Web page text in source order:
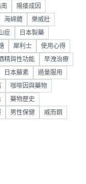
陽痿成因
海綿體 樂威壯
症 日本製藥
犀利士 使用心得
精與性功能 早洩治療
日本藤素 過量服用
咖啡因與藥物
藥物歷史
男性保健 威而鋼